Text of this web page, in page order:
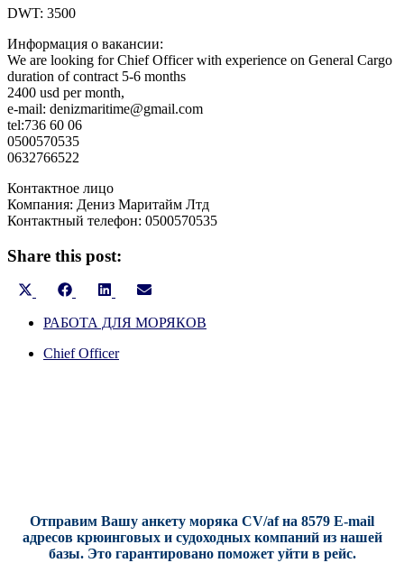
DWT: 3500
Информация о вакансии:
We are looking for Chief Officer with experience on General Cargo
duration of contract 5-6 months
2400 usd per month,
e-mail: denizmaritime@gmail.com
tel:736 60 06
0500570535
0632766522
Контактное лицо
Компания: Дениз Маритайм Лтд
Контактный телефон: 0500570535
Share this post:
Share
X
Share
Facebook
Share
LinkedInEmail
РАБОТА ДЛЯ МОРЯКОВ
Chief Officer
Отправим Вашу анкету моряка CV/af на 8579 E-mail
адресов крюинговых и судоходных компаний из нашей
базы. Это гарантировано поможет уйти в рейс.